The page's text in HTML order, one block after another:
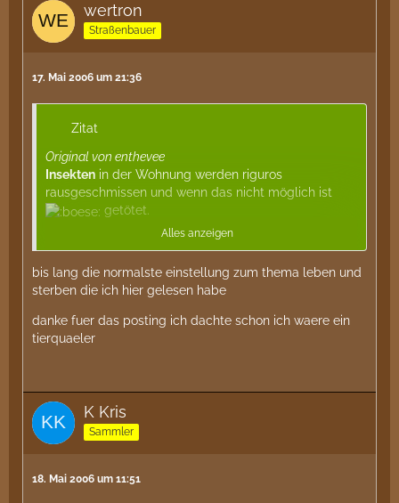
wertron
Straßenbauer
17. Mai 2006 um 21:36
Zitat
Original von enthevee
Insekten in der Wohnung werden riguros
rausgeschmissen und wenn das nicht möglich ist
getötet.
Habe da null Problem mit.
Ausnahme: Schmetterlinge, Raupen, Bienen,
Hummeln (und natürlich die Viecher in meinen
Formis
).
Wie gesagt wenn ein einfaches fangen nicht möglich
Meine Freundin hat z.b. Panik vor Spinnen und bevor
eine Wespe meine kleine Tochter sticht isse lieber
reif.
Fliegen landen meist im Formi oder in meinen
Alles anzeigen
bis lang die normalste einstellung zum thema leben und
sterben die ich hier gelesen habe
danke fuer das posting ich dachte schon ich waere ein
tierquaeler
K Kris
Sammler
18. Mai 2006 um 11:51